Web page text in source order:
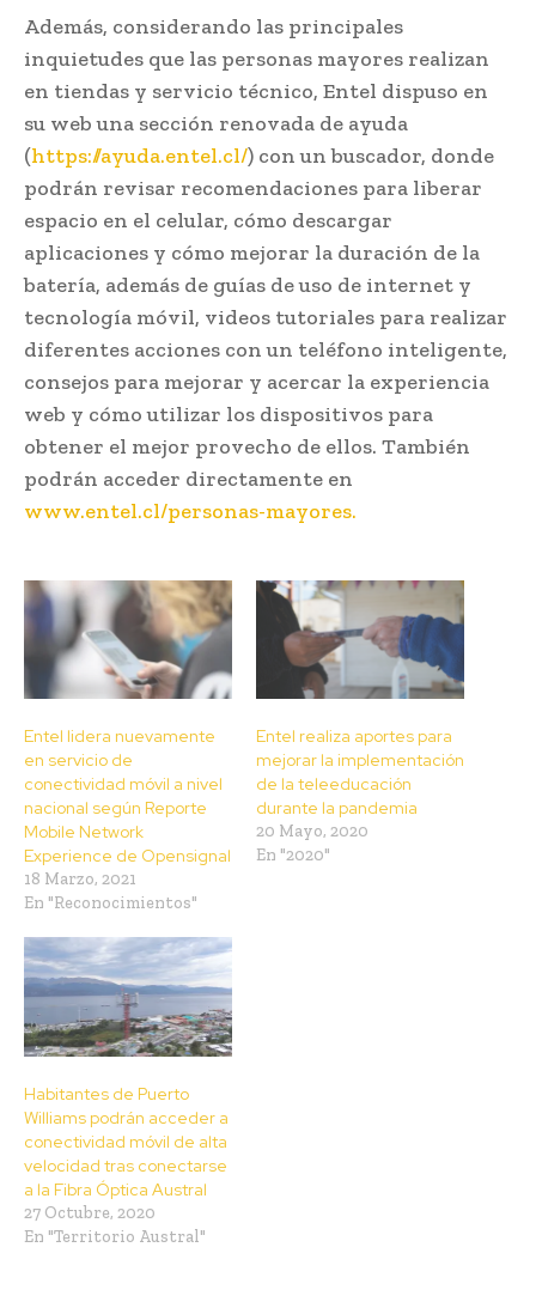
Además, considerando las principales
inquietudes que las personas mayores realizan
en tiendas y servicio técnico, Entel dispuso en
su web una sección renovada de ayuda
(https://ayuda.entel.cl/) con un buscador, donde
podrán revisar recomendaciones para liberar
espacio en el celular, cómo descargar
aplicaciones y cómo mejorar la duración de la
batería, además de guías de uso de internet y
tecnología móvil, videos tutoriales para realizar
diferentes acciones con un teléfono inteligente,
consejos para mejorar y acercar la experiencia
web y cómo utilizar los dispositivos para
obtener el mejor provecho de ellos. También
podrán acceder directamente en
www.entel.cl/personas-mayores.
Entel lidera nuevamente
en servicio de
conectividad móvil a nivel
nacional según Reporte
Mobile Network
Experience de Opensignal
18 Marzo, 2021
En "Reconocimientos"
Entel realiza aportes para
mejorar la implementación
de la teleeducación
durante la pandemia
20 Mayo, 2020
En "2020"
Habitantes de Puerto
Williams podrán acceder a
conectividad móvil de alta
velocidad tras conectarse
a la Fibra Óptica Austral
27 Octubre, 2020
En "Territorio Austral"